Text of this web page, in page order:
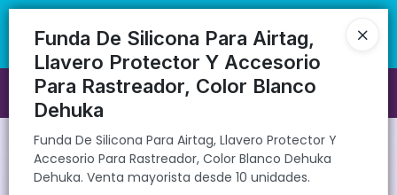
Funda De Silicona Para Airtag, Llavero Protector Y Accesorio Para
unidades.Funda De Silicona Para Airtag,
Llavero Protector Y Accesorio
Para Rastreador, Color Blanco
Dehuka
Funda De Silicona Para Airtag, Llavero Protector Y
Accesorio Para Rastreador, Color Blanco Dehuka
Dehuka. Venta mayorista desde 10 unidades.
directa | 📦 Comprá mayorista desde 10 unidades. ¡Registrate y
accedé a precios exclusivos!
Ingresar a la Tienda
CÓMO COMPRAR
QUIÉNES SOMOS